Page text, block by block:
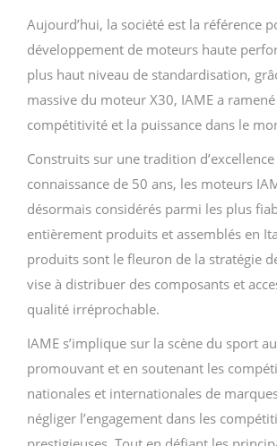
Aujourd’hui, la société est la référence
développement de moteurs haute
plus haut niveau de standardisation,
massive du moteur X30, IAME a
compétitivité et la puissance dans le
Construits sur une tradition
connaissance de 50 ans, les moteurs
désormais considérés parmi les plus
entièrement produits et assemblés en
produits sont le fleuron de la stratégie
vise à distribuer des composants et
qualité irréprochable.
IAME s’implique sur la scène du sport
promouvant et en soutenant les
nationales et internationales de
négliger l’engagement dans les